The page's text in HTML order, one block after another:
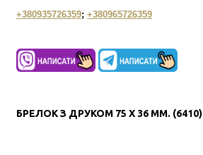
+380935726359; +380965726359
БРЕЛОК З ДРУКОМ 75 Х 36 ММ. (6410)